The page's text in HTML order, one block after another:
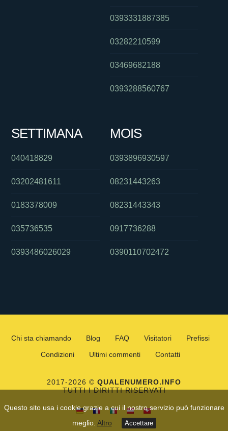
Questo sito usa i cookie grazie a cui il nostro servizio può funzionare
meglio. Altro Accettare
0393331887385
03282210599
03469682188
0393288560767
SETTIMANA
040418829
03202481611
0183378009
035736535
0393486026029
MOIS
0393896930597
08231443263
08231443343
0917736288
0390110702472
Chi sta chiamando Blog FAQ Visitatori
Prefissi
Condizioni
Ultimi commenti Contatti
2017-2026 © QUALENUMERO.INFO
TUTTI I DIRITTI RISERVATI